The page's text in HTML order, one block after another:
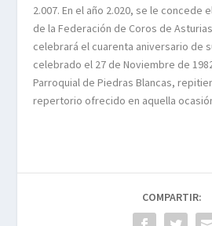
2.007. En el año 2.020, se le concede
de la Federación de Coros de Asturias
celebrará el cuarenta aniversario de
celebrado el 27 de Noviembre de
Parroquial de Piedras Blancas,
repertorio ofrecido en aquella
COMPARTIR: